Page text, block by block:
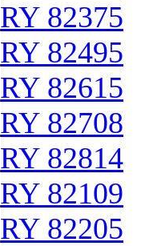
RY 82375
RY 82495
RY 82615
RY 82708
RY 82814
RY 82109
RY 82205